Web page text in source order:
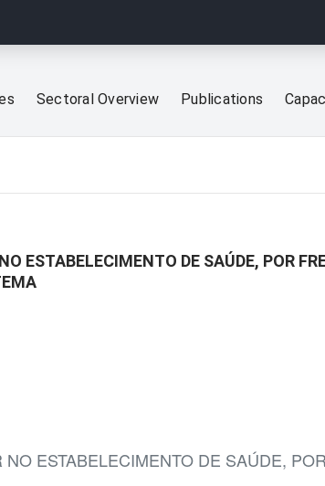
Sectoral Overview Publications
ESTABELECIMENTO DE SAÚDE, POR
ESTABELECIMENTO DE SAÚDE,